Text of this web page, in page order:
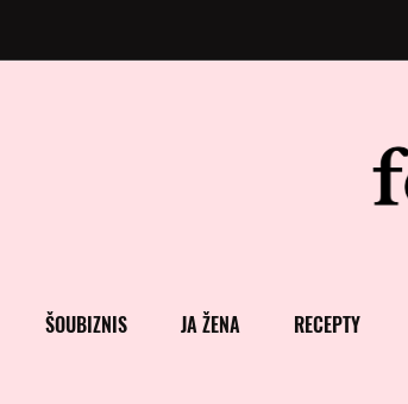
ŠOUBIZNIS JA ŽENA RECEPTY